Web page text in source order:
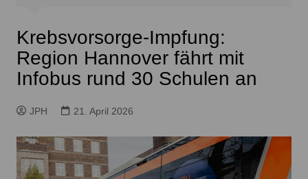
Krebsvorsorge-Impfung:
Region Hannover fährt mit
Infobus rund 30 Schulen an
JPH 21. April 2026